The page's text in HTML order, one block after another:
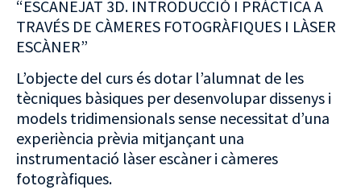
“ESCANEJAT 3D. INTRODUCCIÓ I PRÀCTICA A
TRAVÉS DE CÀMERES FOTOGRÀFIQUES I LÀSER
ESCÀNER”
L’objecte del curs és dotar l’alumnat de les
tècniques bàsiques per desenvolupar dissenys i
models tridimensionals sense necessitat d’una
experiència prèvia mitjançant una
instrumentació làser escàner i càmeres
fotogràfiques.